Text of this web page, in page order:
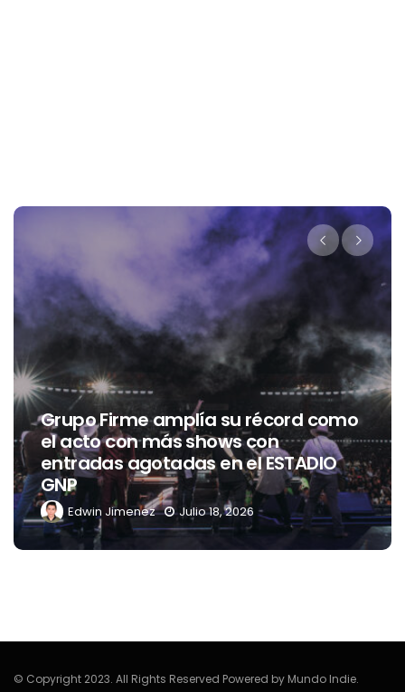
Grupo Firme amplía su récord como
el acto con más shows con
entradas agotadas en el ESTADIO
GNP
Edwin Jimenez Julio 18, 2026
© Copyright 2023. All Rights Reserved Powered by Mundo Indie.